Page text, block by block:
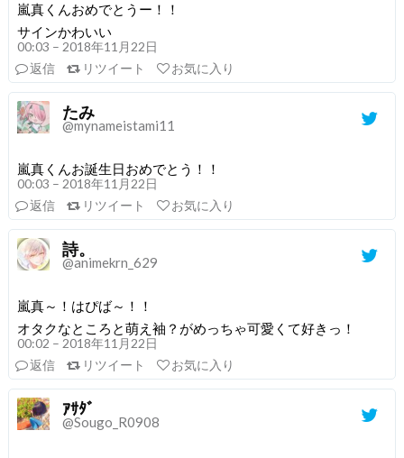
嵐真くんおめでとうー！！
サインかわいい
00:03 – 2018年11月22日
返信
リツイート お気に入り
たみ
@mynameistami11
嵐真くんお誕生日おめでとう！！
00:03 – 2018年11月22日
返信
リツイート お気に入り
詩。
@animekrn_629
嵐真～！はぴば～！！
オタクなところと萌え袖？がめっちゃ可愛くて好きっ！
00:02 – 2018年11月22日
返信
リツイート お気に入り
ｱｻﾀﾞ
@Sougo_R0908